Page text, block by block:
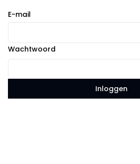
E-mail
Wachtwoord
Inloggen